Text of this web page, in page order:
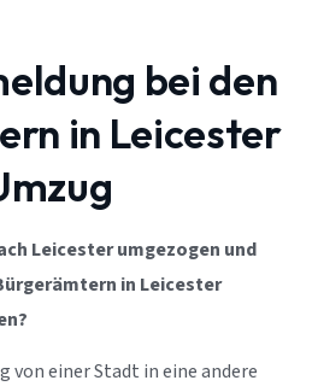
bei den
in Leicester
Leicester umgezogen und
in Leicester
von einer Stadt in eine andere